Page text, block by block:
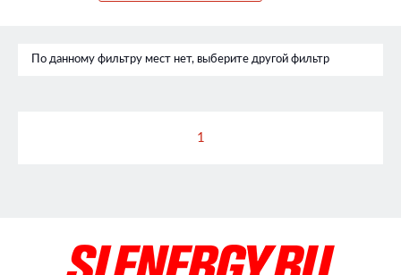
По данному фильтру мест нет, выберите другой фильтр
1